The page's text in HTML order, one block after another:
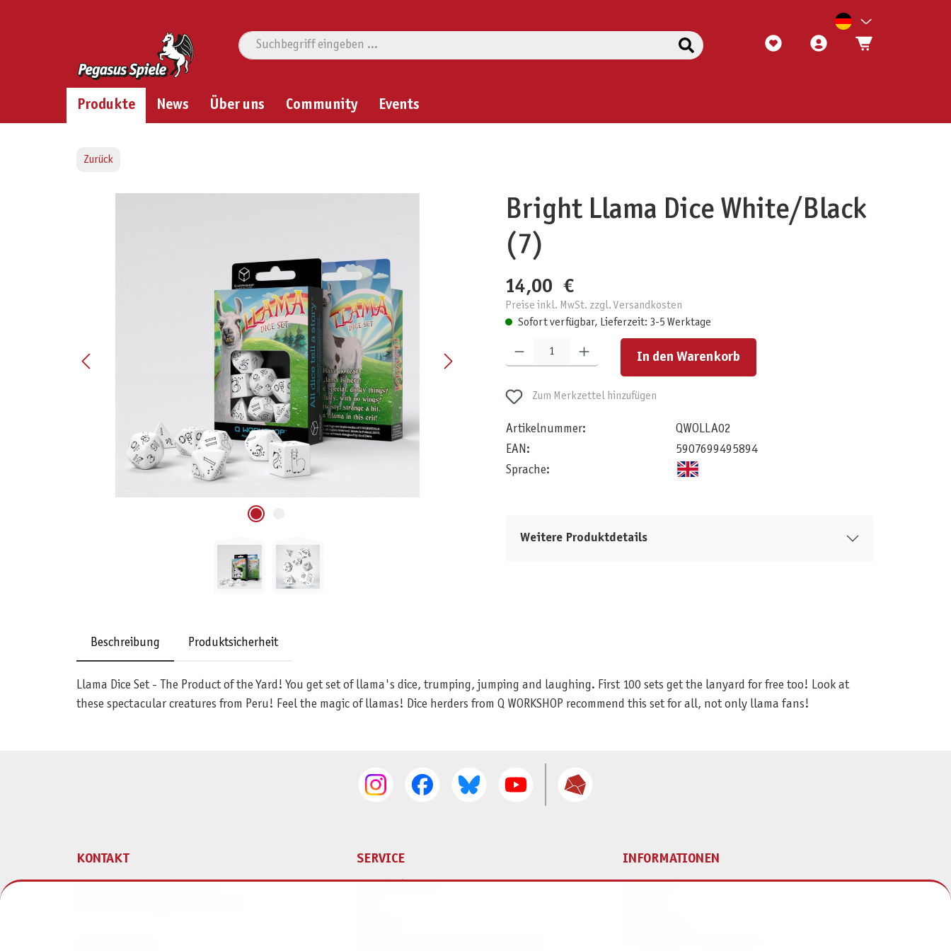
Produkte News Über uns Community Events
Zurück
Bright Llama Dice White/Black
(7)
14,00 €
Preise inkl. MwSt. zzgl. Versandkosten
Sofort verfügbar, Lieferzeit: 3-5 Werktage
Produkt Anzahl: Gib den gewünschten Wert ein oder benutze die Schaltflächen um die Anzahl zu erhöhen oder zu reduzieren.
In den Warenkorb
Zum Merkzettel hinzufügen
Artikelnummer:
QWOLLA02
EAN:
5907699495894
Sprache:
Weitere Produktdetails
Beschreibung Produktsicherheit
Llama Dice Set - The Product of the Yard! You get set of llama's dice, trumping, jumping and laughing. First 100 sets get the lanyard for free too! Look at
these spectacular creatures from Peru! Feel the magic of llamas! Dice herders from Q WORKSHOP recommend this set for all, not only llama fans!
KONTAKT SERVICE
Ersatzteilservice
INFORMATIONEN
Impressum